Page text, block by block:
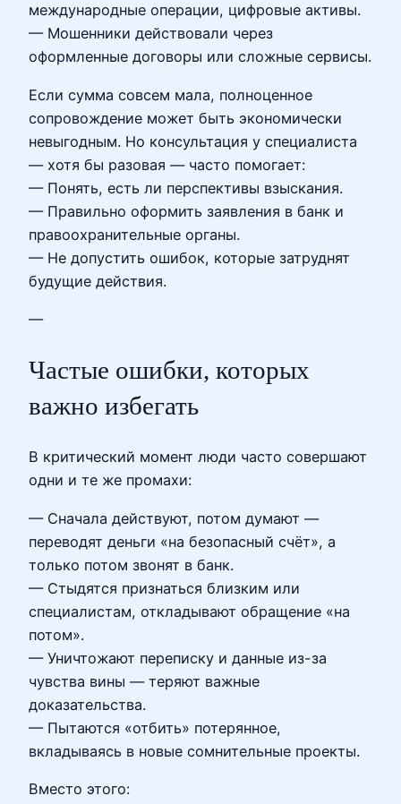
международные операции, цифровые активы.
— Мошенники действовали через
оформленные договоры или сложные сервисы.
Если сумма совсем мала, полноценное
сопровождение может быть экономически
невыгодным. Но консультация у специалиста
— хотя бы разовая — часто помогает:
— Понять, есть ли перспективы взыскания.
— Правильно оформить заявления в банк и
правоохранительные органы.
— Не допустить ошибок, которые затруднят
будущие действия.
—
Частые ошибки, которых
важно избегать
В критический момент люди часто совершают
одни и те же промахи:
— Сначала действуют, потом думают —
переводят деньги «на безопасный счёт», а
только потом звонят в банк.
— Стыдятся признаться близким или
специалистам, откладывают обращение «на
потом».
— Уничтожают переписку и данные из-за
чувства вины — теряют важные
доказательства.
— Пытаются «отбить» потерянное,
вкладываясь в новые сомнительные проекты.
Вместо этого: